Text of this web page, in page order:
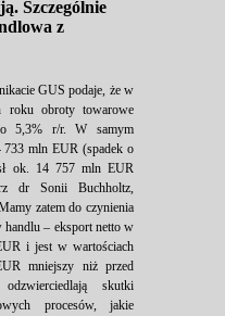
Szczególnie
z
GUS podaje, że w
roku obroty towarowe
o 5,3% r/r. W samym
mln EUR (spadek o
ok. 14 757 mln EUR
dr Sonii Buchholtz,
zatem do czynienia
handlu – eksport netto w
i jest w wartościach
mniejszy niż przed
skutki
procesów, jakie